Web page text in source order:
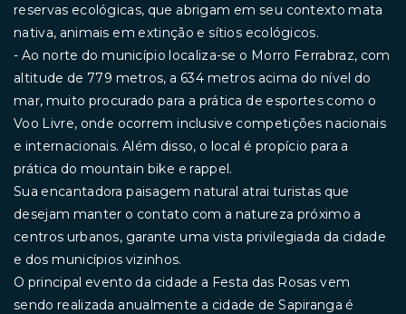
reservas ecológicas, que abrigam em seu contexto mata
nativa, animais em extinção e sítios ecológicos.
- Ao norte do município localiza-se o Morro Ferrabraz, com
altitude de 779 metros, a 634 metros acima do nível do
mar, muito procurado para a prática de esportes como o
Voo Livre, onde ocorrem inclusive competições nacionais
e internacionais. Além disso, o local é propício para a
prática do mountain bike e rappel.
Sua encantadora paisagem natural atrai turistas que
desejam manter o contato com a natureza próximo a
centros urbanos, garante uma vista privilegiada da cidade
e dos municípios vizinhos.
O principal evento da cidade a Festa das Rosas vem
sendo realizada anualmente a cidade de Sapiranga é